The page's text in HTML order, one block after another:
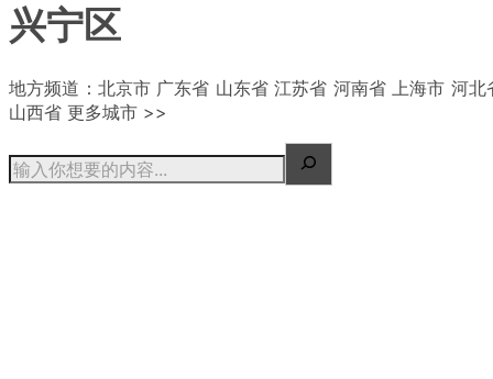
兴宁区
地方频道：北京市 广东省 山东省 江苏省 河南省 上海市 河
山西省 更多城市 >>